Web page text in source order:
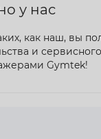
у нас
как наш, вы
и
Gymtek!